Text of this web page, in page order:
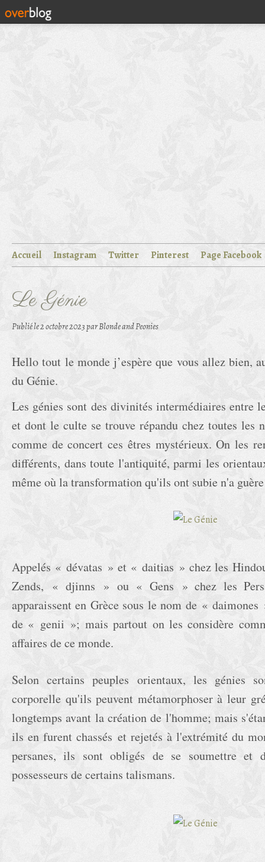
Accueil Instagram Twitter Pinterest Page Facebook
Le Génie
Publié le2 octobre 2023par Blonde and Peonies
Hello tout le monde j’espère que vous allez bien,
du Génie.
Les génies sont des divinités intermédiaires entre
et dont le culte se trouve répandu chez toutes les
comme de concert ces êtres mystérieux. On les
différents, dans toute l'antiquité, parmi les
même où la transformation qu'ils ont subie n'a
Appelés « dévatas » et « daitias » chez les
Zends, « djinns » ou « Gens » chez les
apparaissent en Grèce sous le nom de «
de « genii »; mais partout on les considère
affaires de ce monde.
Selon certains peuples orientaux, les génies
corporelle qu'ils peuvent métamorphoser à leur
longtemps avant la création de l'homme; mais
ils en furent chassés et rejetés à l'extrémité du
persanes, ils sont obligés de se soumettre et
possesseurs de certains talismans.